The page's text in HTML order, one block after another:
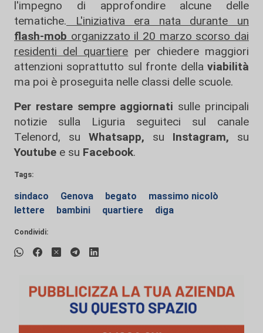
l'impegno di approfondire alcune delle
tematiche. L'iniziativa era nata durante un
flash-mob organizzato il 20 marzo scorso dai
residenti del quartiere per chiedere maggiori
attenzioni soprattutto sul fronte della viabilità
ma poi è proseguita nelle classi delle scuole.
Per restare sempre aggiornati sulle principali
notizie sulla Liguria seguiteci sul canale
Telenord, su
Whatsapp, su Instagram, su
Youtube e su Facebook.
Tags:
sindaco Genova begato
massimo nicolò
lettere
bambini quartiere diga
Condividi: